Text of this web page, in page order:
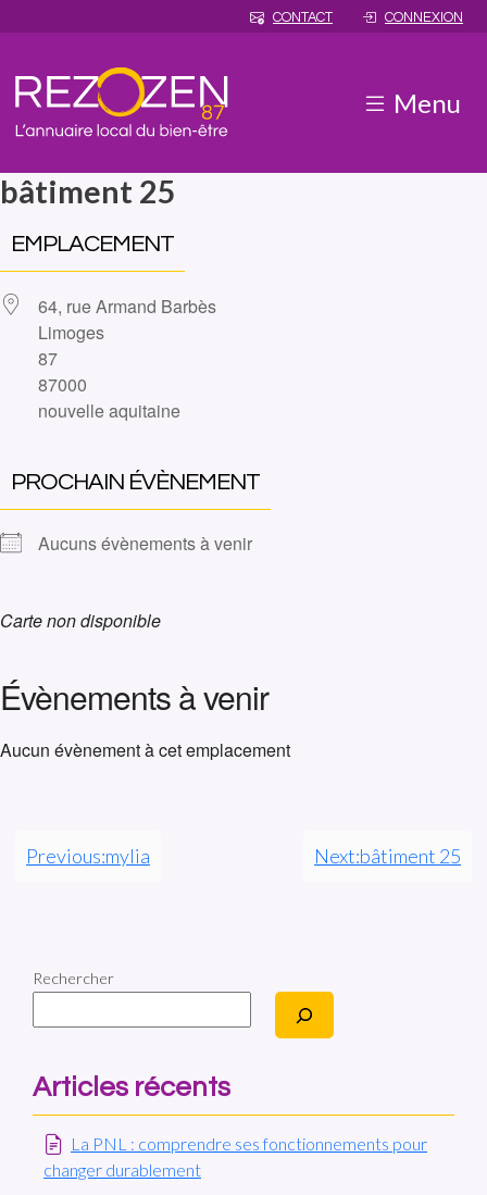
CONTACT CONNEXION
Menu
bâtiment 25
EMPLACEMENT
64, rue Armand Barbès
Limoges
87
87000
nouvelle aquitaine
PROCHAIN ÉVÈNEMENT
Aucuns évènements à venir
Carte non disponible
Évènements à venir
Aucun évènement à cet emplacement
Previous:mylia Next:bâtiment 25
Rechercher
Articles récents
La PNL : comprendre ses fonctionnements pour
changer durablement